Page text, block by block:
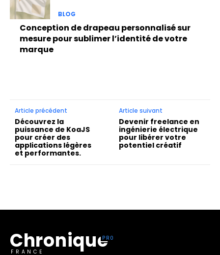
BLOG
Conception de drapeau personnalisé sur
mesure pour sublimer l’identité de votre
marque
Article précédent
Découvrez la
puissance de KoaJS
pour créer des
applications légères
et performantes.
Article suivant
Devenir freelance en
ingénierie électrique
pour libérer votre
potentiel créatif
Chronique
FRANCE